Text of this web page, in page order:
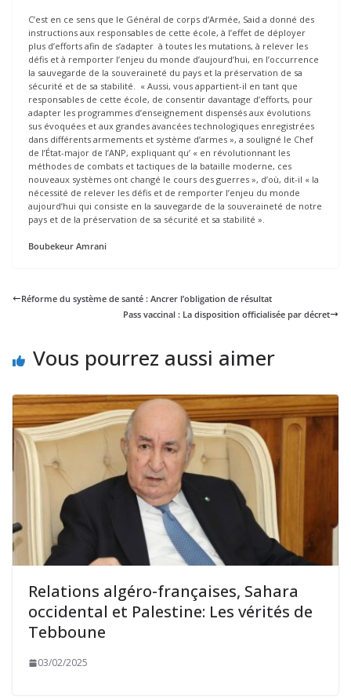
C’est en ce sens que le Général de corps d’Armée, Said a donné des
instructions aux responsables de cette école, à l’effet de déployer
plus d’efforts afin de s’adapter à toutes les mutations, à relever les
défis et à remporter l’enjeu du monde d’aujourd’hui, en l’occurrence
la sauvegarde de la souveraineté du pays et la préservation de sa
sécurité et de sa stabilité. « Aussi, vous appartient-il en tant que
responsables de cette école, de consentir davantage d’efforts, pour
adapter les programmes d’enseignement dispensés aux évolutions
sus évoquées et aux grandes avancées technologiques enregistrées
dans différents armements et système d’armes », a souligné le Chef
de l’État-major de l’ANP, expliquant qu’ « en révolutionnant les
méthodes de combats et tactiques de la bataille moderne, ces
nouveaux systèmes ont changé le cours des guerres », d’où, dit-il « la
nécessité de relever les défis et de remporter l’enjeu du monde
aujourd’hui qui consiste en la sauvegarde de la souveraineté de notre
pays et de la préservation de sa sécurité et sa stabilité ».
Boubekeur Amrani
Réforme du système de santé : Ancrer l’obligation de résultat
Pass vaccinal : La disposition officialisée par décret
Vous pourrez aussi aimer
Relations algéro-françaises, Sahara
occidental et Palestine: Les vérités de
Tebboune
03/02/2025